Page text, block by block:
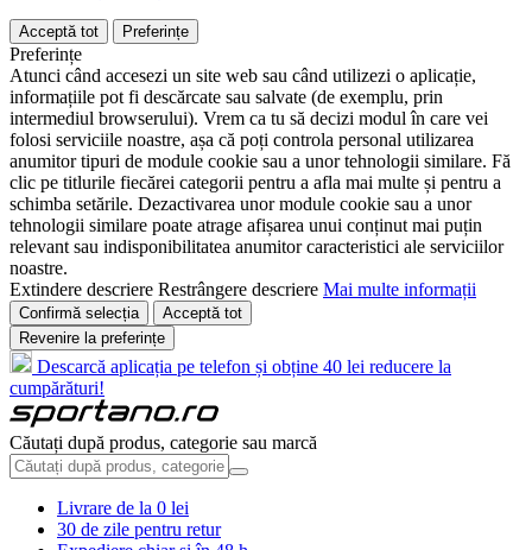
Acceptă tot Preferințe
Preferințe
Atunci când accesezi un site web sau când utilizezi o aplicație,
informațiile pot fi descărcate sau salvate (de exemplu, prin
intermediul browserului). Vrem ca tu să decizi modul în care vei
folosi serviciile noastre, așa că poți controla personal utilizarea
anumitor tipuri de module cookie sau a unor tehnologii similare. Fă
clic pe titlurile fiecărei categorii pentru a afla mai multe și pentru a
schimba setările. Dezactivarea unor module cookie sau a unor
tehnologii similare poate atrage afișarea unui conținut mai puțin
relevant sau indisponibilitatea anumitor caracteristici ale serviciilor
noastre.
Extindere descriere Restrângere descriere Mai multe informații
Confirmă selecția
Acceptă tot
Revenire la preferințe
Descarcă aplicația pe telefon și obține 40 lei reducere la
cumpărături!
Căutați după produs, categorie sau marcă
Livrare de la 0 lei
30 de zile pentru retur